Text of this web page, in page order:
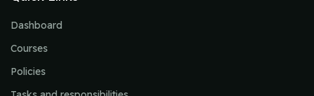
Dashboard
Courses
Policies